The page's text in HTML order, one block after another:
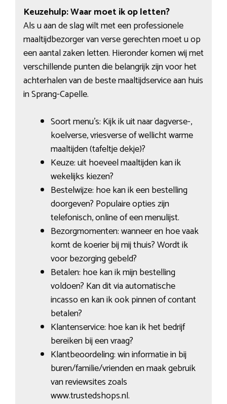
Keuzehulp: Waar moet ik op letten?
Als u aan de slag wilt met een professionele
maaltijdbezorger van verse gerechten moet u op
een aantal zaken letten. Hieronder komen wij met
verschillende punten die belangrijk zijn voor het
achterhalen van de beste maaltijdservice aan huis
in Sprang-Capelle.
Soort menu’s: Kijk ik uit naar dagverse-,
koelverse, vriesverse of wellicht warme
maaltijden (tafeltje dekje)?
Keuze: uit hoeveel maaltijden kan ik
wekelijks kiezen?
Bestelwijze: hoe kan ik een bestelling
doorgeven? Populaire opties zijn
telefonisch, online of een menulijst.
Bezorgmomenten: wanneer en hoe vaak
komt de koerier bij mij thuis? Wordt ik
voor bezorging gebeld?
Betalen: hoe kan ik mijn bestelling
voldoen? Kan dit via automatische
incasso en kan ik ook pinnen of contant
betalen?
Klantenservice: hoe kan ik het bedrijf
bereiken bij een vraag?
Klantbeoordeling: win informatie in bij
buren/familie/vrienden en maak gebruik
van reviewsites zoals
www.trustedshops.nl.